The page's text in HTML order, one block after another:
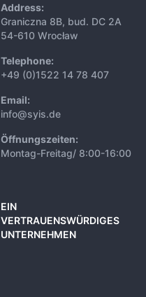
Address:
Graniczna 8B, bud. DC 2A
54-610 Wrocław
Telephone:
+49 (0)1522 14 78 407
Email:
info@syis.de
Öffnungszeiten:
Montag-Freitag/ 8:00-16:00
EIN
VERTRAUENSWÜRDIGES
UNTERNEHMEN